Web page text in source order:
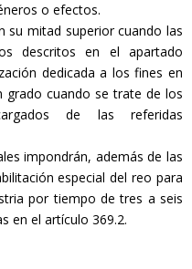
o efectos.
su mitad superior cuando las
descritos en el apartado
dedicada a los fines en
grado cuando se trate de los
de las referidas
impondrán, además de las
especial del reo para
por tiempo de tres a seis
en el artículo 369.2.